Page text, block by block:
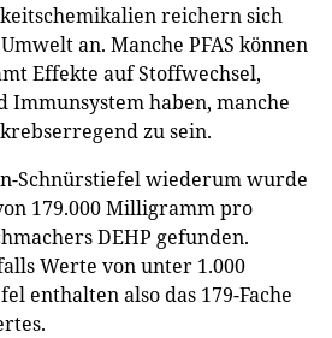
reichern sich
an. Manche PFAS können
Effekte auf Stoffwechsel,
Immunsystem haben, manche
zu sein.
Schnürstiefel wiederum wurde
179.000 Milligramm pro
DEHP gefunden.
Werte von unter 1.000
enthalten also das 179-Fache